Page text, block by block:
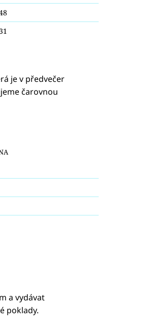
je v předvečer
čarovnou
a vydávat
poklady.